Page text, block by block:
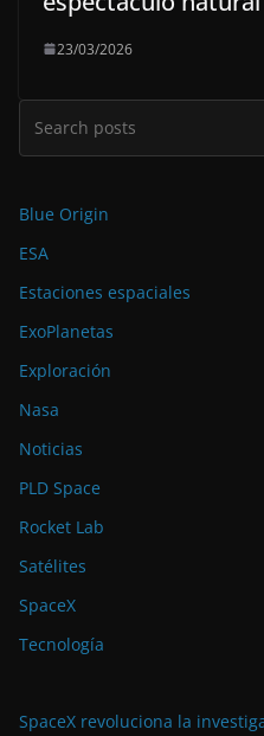
23/03/2026
Blue Origin
ESA
Estaciones espaciales
ExoPlanetas
Exploración
Nasa
Noticias
PLD Space
Rocket Lab
Satélites
SpaceX
Tecnología
SpaceX revoluciona la